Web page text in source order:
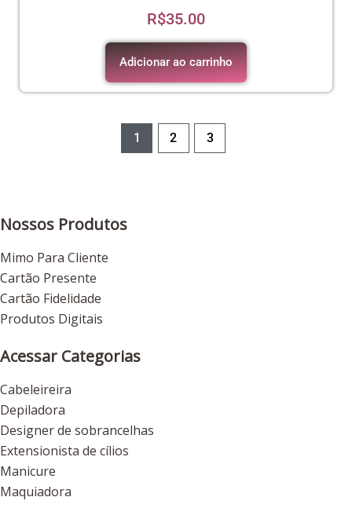
R$35.00
Adicionar ao carrinho
1 2 3
Nossos Produtos
Mimo Para Cliente
Cartão Presente
Cartão Fidelidade
Produtos Digitais
Acessar Categorias
Cabeleireira
Depiladora
Designer de sobrancelhas
Extensionista de cílios
Manicure
Maquiadora